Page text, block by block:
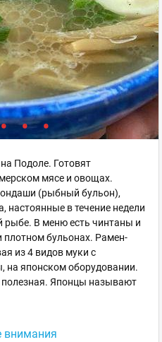
Подоле. Готовят
мясе и овощах.
(рыбный бульон),
настоянные в течение недели
рыбе. В меню есть чинтаны и
бульонах. Рамен-
из 4 видов муки с
на японском оборудовании.
Японцы называют
внимания